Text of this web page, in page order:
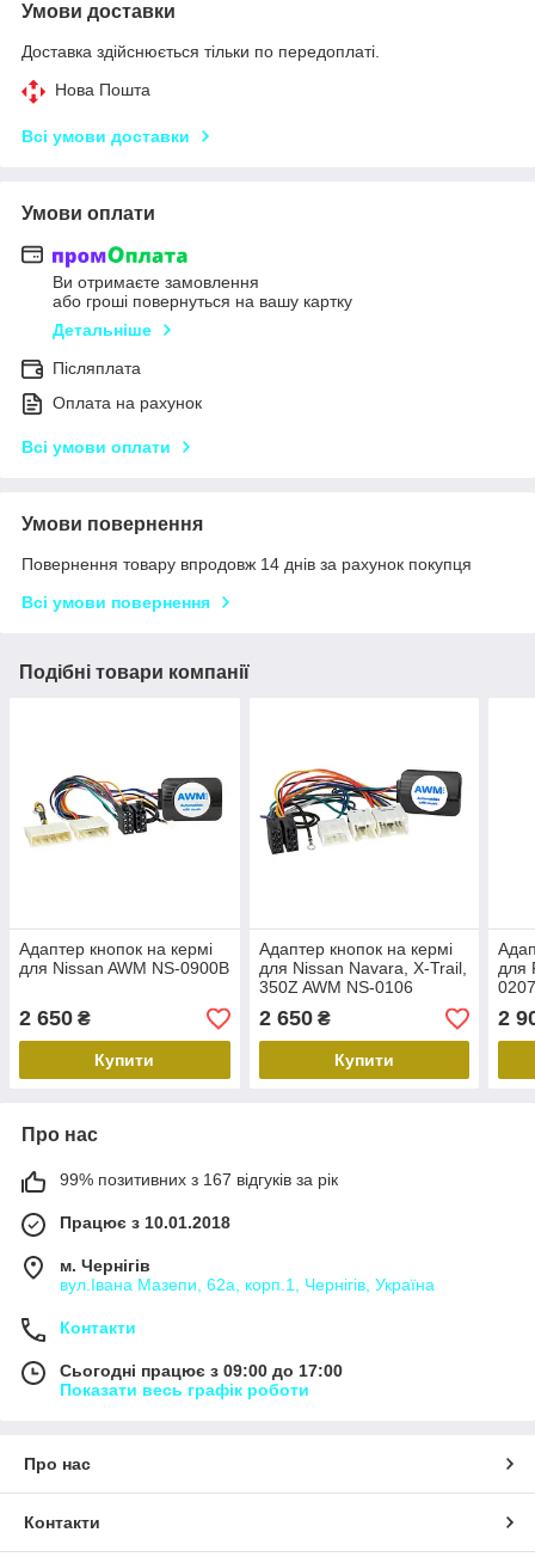
Умови доставки
Доставка здійснюється тільки по передоплаті.
Нова Пошта
Всі умови доставки
Умови оплати
Ви отримаєте замовлення
або гроші повернуться на вашу картку
Детальніше
Післяплата
Оплата на рахунок
Всі умови оплати
Умови повернення
Повернення товару впродовж 14 днів за рахунок покупця
Всі умови повернення
Подібні товари компанії
Адаптер кнопок на кермі
для Nissan AWM NS-0900B
2 650 ₴
Купити
Адаптер кнопок на кермі
для Nissan Navara, X-Trail,
350Z AWM NS-0106
2 650₴
Купити
для
2
Про нас
99% позитивних з 167 відгуків за рік
Працює з 10.01.2018
м. Чернігів
вул.Івана Мазепи, 62а, корп.1, Чернігів, Україна
Контакти
Сьогодні працює з 09:00 до 17:00
Показати весь графік роботи
Про нас
Контакти